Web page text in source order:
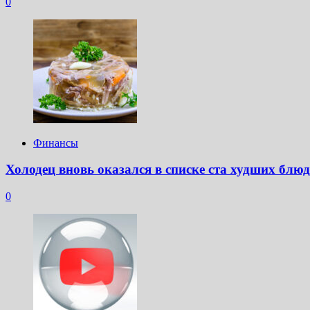
Финансы
Холодец вновь оказался в списке ста худших
0